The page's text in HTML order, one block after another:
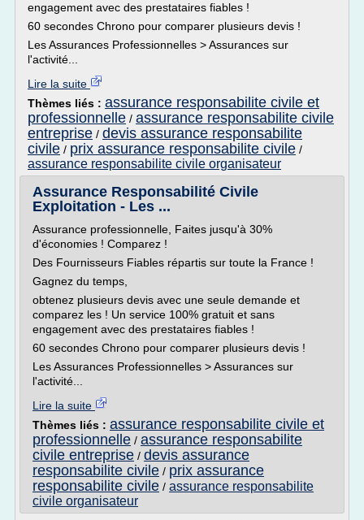
engagement avec des prestataires fiables !
60 secondes Chrono pour comparer plusieurs devis !
Les Assurances Professionnelles > Assurances sur
l'activité...
Lire la suite
Thèmes liés : assurance responsabilite civile et
professionnelle / assurance responsabilite civile
entreprise / devis assurance responsabilite
civile / prix assurance responsabilite civile /
assurance responsabilite civile organisateur
Assurance Responsabilité Civile
Exploitation - Les ...
Assurance professionnelle, Faites jusqu'à 30%
d'économies ! Comparez !
Des Fournisseurs Fiables répartis sur toute la France !
Gagnez du temps,
obtenez plusieurs devis avec une seule demande et
comparez les ! Un service 100% gratuit et sans
engagement avec des prestataires fiables !
60 secondes Chrono pour comparer plusieurs devis !
Les Assurances Professionnelles > Assurances sur
l'activité...
Lire la suite
Thèmes liés : assurance responsabilite civile et
professionnelle / assurance responsabilite
civile entreprise / devis assurance
responsabilite civile / prix assurance
responsabilite civile / assurance responsabilite
civile organisateur